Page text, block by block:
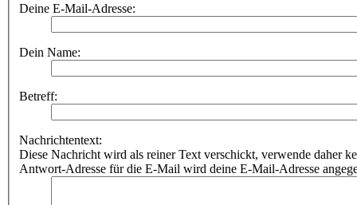
Deine E-Mail-Adresse:
Dein Name:
Betreff:
Nachrichtentext:
Diese Nachricht wird als reiner Text verschickt, verwende daher
Antwort-Adresse für die E-Mail wird deine E-Mail-Adresse